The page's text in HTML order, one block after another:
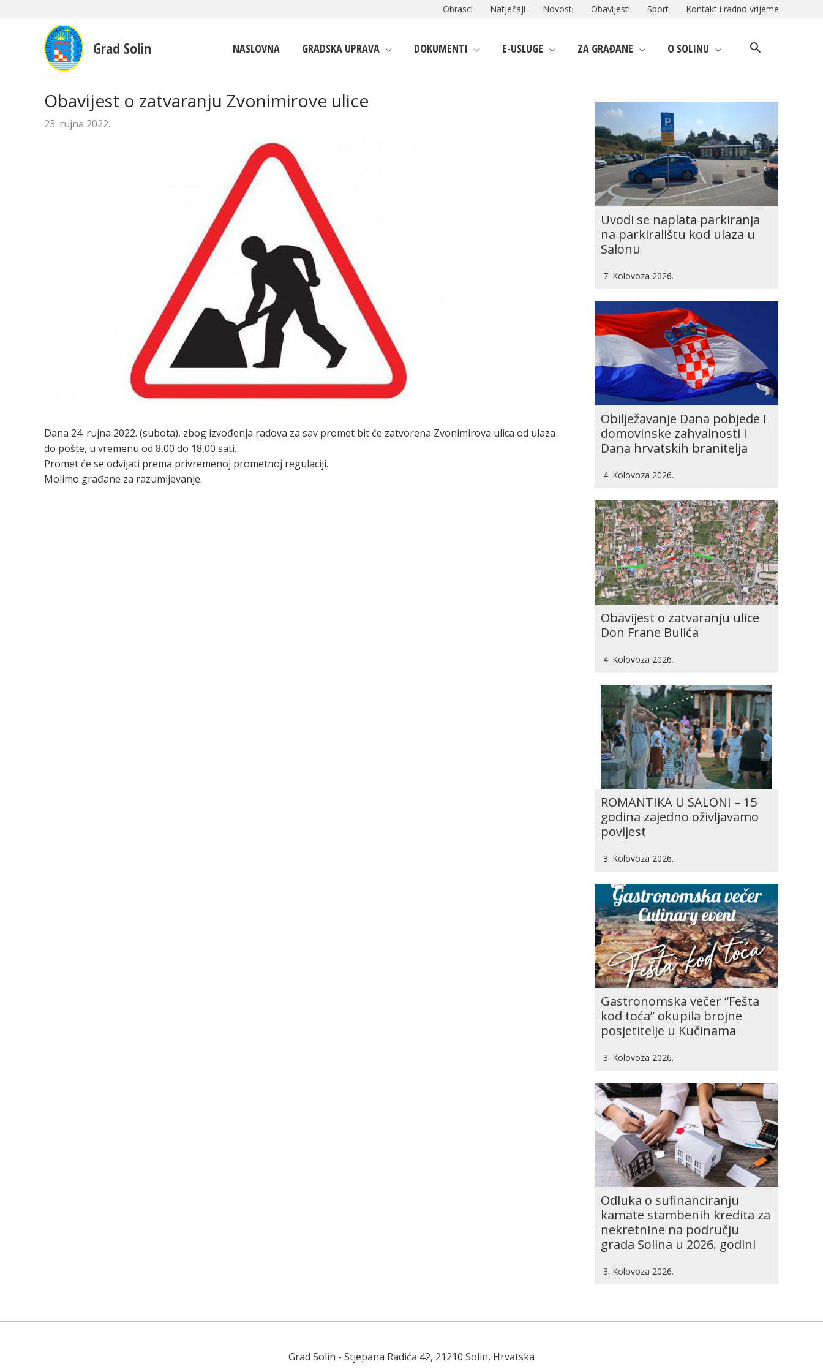
Obrasci Natječaji Novosti Obavijesti Sport Kontakt i radno vrijeme
Grad Solin NASLOVNA GRADSKA UPRAVA DOKUMENTI E-USLUGE ZA GRAĐANE O SOLINU
Obavijest o zatvaranju Zvonimirove ulice
23. rujna 2022.
Dana 24. rujna 2022. (subota), zbog izvođenja radova za sav promet bit će zatvorena Zvonimirova ulica od ulaza
do pošte, u vremenu od 8,00 do 18,00 sati.
Promet će se odvijati prema privremenoj prometnoj regulaciji.
Molimo građane za razumijevanje.
Uvodi se naplata parkiranja
na parkiralištu kod ulaza u
Salonu
7. Kolovoza 2026.
Obilježavanje Dana pobjede i
domovinske zahvalnosti i
Dana hrvatskih branitelja
4. Kolovoza 2026.
Obavijest o zatvaranju ulice
Don Frane Bulića
4. Kolovoza 2026.
ROMANTIKA U SALONI – 15
godina zajedno oživljavamo
povijest
3. Kolovoza 2026.
Gastronomska večer “Fešta
kod toća” okupila brojne
posjetitelje u Kučinama
3. Kolovoza 2026.
Odluka o sufinanciranju
kamate stambenih kredita za
nekretnine na području
grada Solina u 2026. godini
3. Kolovoza 2026.
Grad Solin - Stjepana Radića 42, 21210 Solin, Hrvatska